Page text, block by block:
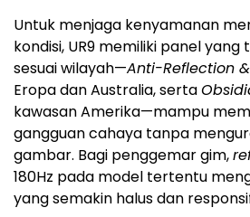
Untuk menjaga kenyamanan
kondisi, UR9 memiliki panel
sesuai wilayah—Anti-Reflection
Eropa dan Australia, serta
kawasan Amerika—mampu
gangguan cahaya tanpa
gambar. Bagi penggemar gim,
180Hz pada model tertentu
yang semakin halus dan